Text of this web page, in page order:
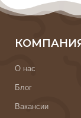
О нас
Блог
Вакансии